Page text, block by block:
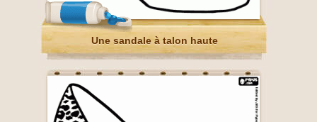
Une sandale à talon haute